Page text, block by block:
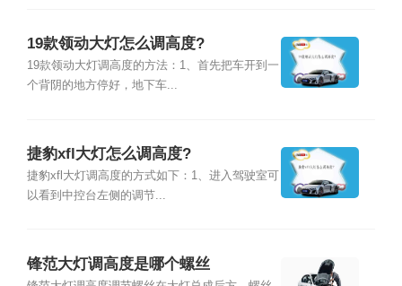
19款领动大灯怎么调高度?
19款领动大灯调高度的方法：1、首先把车开到一
个背阴的地方停好，地下车...
捷豹xfl大灯怎么调高度?
捷豹xfl大灯调高度的方式如下：1、进入驾驶室可
以看到中控台左侧的调节...
锋范大灯调高度是哪个螺丝